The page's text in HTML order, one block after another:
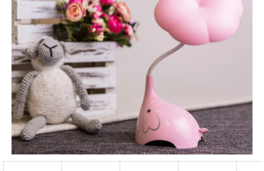
hvězdiček.